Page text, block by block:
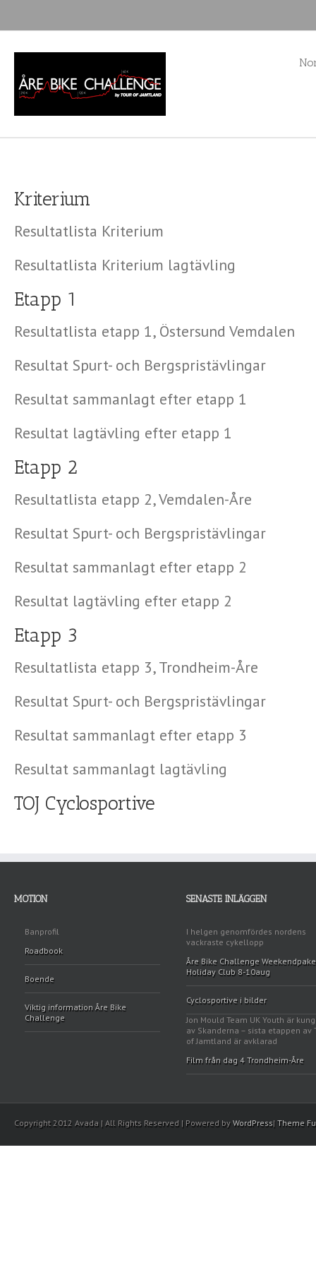
Kriterium
Resultatlista Kriterium
Resultatlista Kriterium lagtävling
Etapp 1
Resultatlista etapp 1, Östersund Vemdalen
Resultat Spurt- och Bergspristävlingar
Resultat sammanlagt efter etapp 1
Resultat lagtävling efter etapp 1
Etapp 2
Resultatlista etapp 2, Vemdalen-Åre
Resultat Spurt- och Bergspristävlingar
Resultat sammanlagt efter etapp 2
Resultat lagtävling efter etapp 2
Etapp 3
Resultatlista etapp 3, Trondheim-Åre
Resultat Spurt- och Bergspristävlingar
Resultat sammanlagt efter etapp 3
Resultat sammanlagt lagtävling
TOJ Cyclosportive
MOTION
Banprofil
Roadbook
Boende
Viktig information Åre Bike
Challenge
SENASTE INLÄGGEN
I helgen genomfördes nordens
vackraste cykellopp
Åre Bike Challenge
Holiday Club 8-10aug
Cyclosportive i bilder
Jon Mould Team UK Youth är
av Skanderna – sista etappen av
of Jamtland är avklarad
Film från dag 4 Trondheim-Åre
Copyright 2012 Avada | All Rights Reserved | Powered by WordPress| Theme